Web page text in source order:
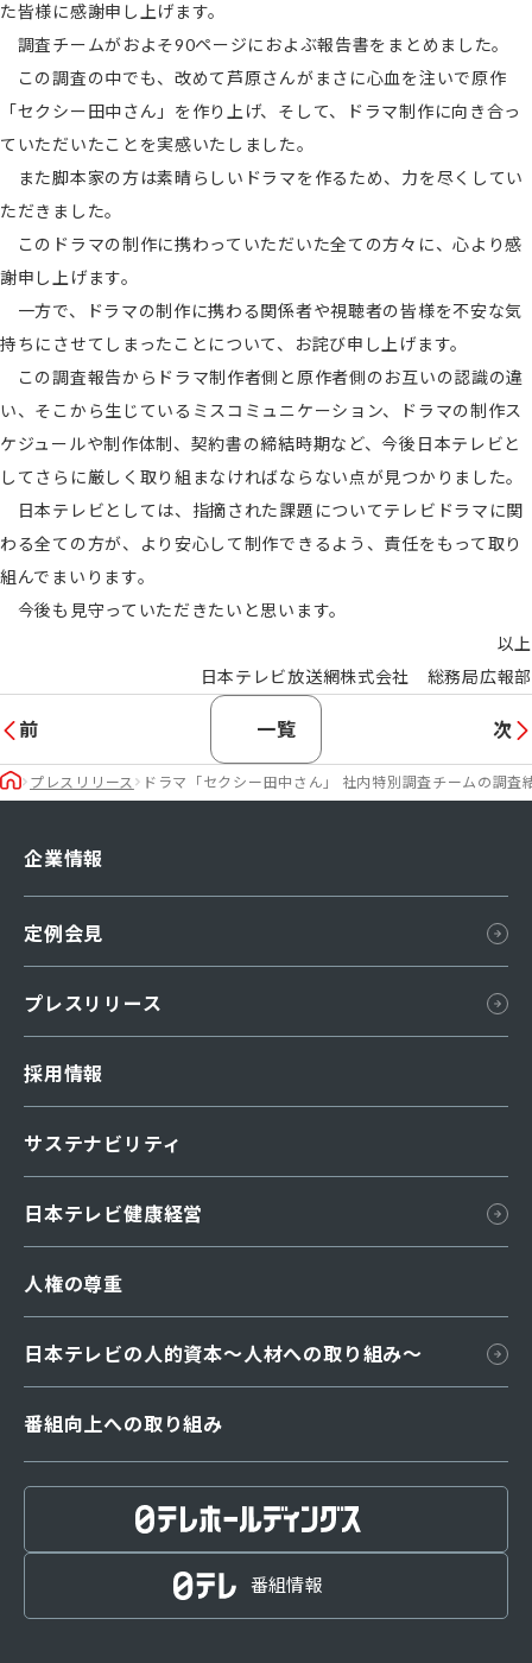
た皆様に感謝申し上げます。
調査チームがおよそ90ページにおよぶ報告書をまとめました。
この調査の中でも、改めて芦原さんがまさに心血を注いで原作
「セクシー田中さん」を作り上げ、そして、ドラマ制作に向き合っ
ていただいたことを実感いたしました。
また脚本家の方は素晴らしいドラマを作るため、力を尽くしてい
ただきました。
このドラマの制作に携わっていただいた全ての方々に、心より感
謝申し上げます。
一方で、ドラマの制作に携わる関係者や視聴者の皆様を不安な気
持ちにさせてしまったことについて、お詫び申し上げます。
この調査報告からドラマ制作者側と原作者側のお互いの認識の違
い、そこから生じているミスコミュニケーション、ドラマの制作ス
ケジュールや制作体制、契約書の締結時期など、今後日本テレビと
してさらに厳しく取り組まなければならない点が見つかりました。
日本テレビとしては、指摘された課題についてテレビドラマに関
わる全ての方が、より安心して制作できるよう、責任をもって取り
組んでまいります。
今後も見守っていただきたいと思います。
以上
日本テレビ放送網株式会社 総務局広報部
前 一覧 次
プレスリリース ドラマ「セクシー田中さん」 社内特別調査チームの調査
企業情報
所在地
日本テレビ略史
定例会見
プレスリリース
採用情報
サステナビリティ
日本テレビ健康経営
人権の尊重
日本テレビの人的資本〜人材への取り組み～
番組向上への取り組み
放送番組審議会
放送番組の種別
番組情報